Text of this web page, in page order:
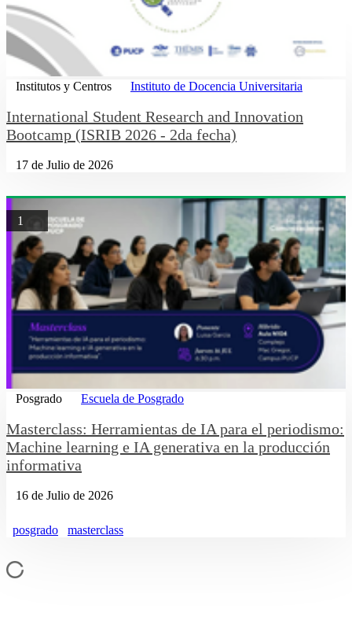
Institutos y Centros Instituto de Docencia Universitaria
International Student Research and Innovation
Bootcamp (ISRIB 2026 - 2da fecha)
17 de Julio de 2026
1
Posgrado Escuela de Posgrado
Masterclass: Herramientas de IA para el periodismo:
Machine learning e IA generativa en la producción
informativa
16 de Julio de 2026
posgrado masterclass